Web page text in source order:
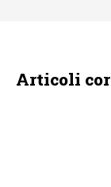
Articoli